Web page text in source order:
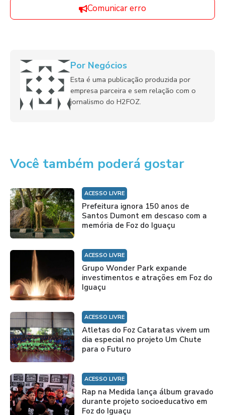
Comunicar erro
Por Negócios
Esta é uma publicação produzida por
empresa parceira e sem relação com o
jornalismo do H2FOZ.
Você também poderá gostar
ACESSO LIVRE
Prefeitura ignora 150 anos de
Santos Dumont em descaso com a
memória de Foz do Iguaçu
ACESSO LIVRE
Grupo Wonder Park expande
investimentos e atrações em Foz do
Iguaçu
ACESSO LIVRE
Atletas do Foz Cataratas vivem um
dia especial no projeto Um Chute
para o Futuro
ACESSO LIVRE
Rap na Medida lança álbum gravado
durante projeto socioeducativo em
Foz do Iguaçu